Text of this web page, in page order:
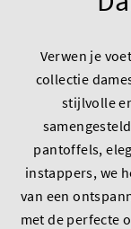
Verwen je
collectie
stijlvolle
pantoffels,
instappers, we
van een
met de perfecte